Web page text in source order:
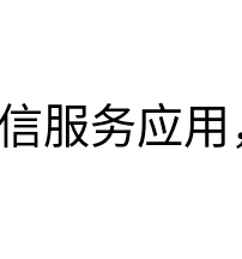
服务应用